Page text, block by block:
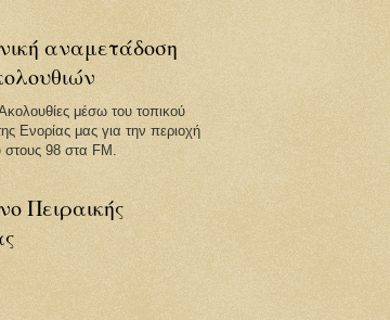
αναμετάδοση
μέσω του τοπικού
Ενορίας μας για την περιοχή
στους 98 στα FM.
Πειραικής